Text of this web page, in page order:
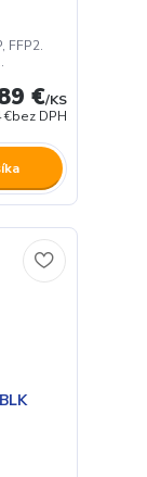
FFP2.
€/KS
€bez DPH
tejto